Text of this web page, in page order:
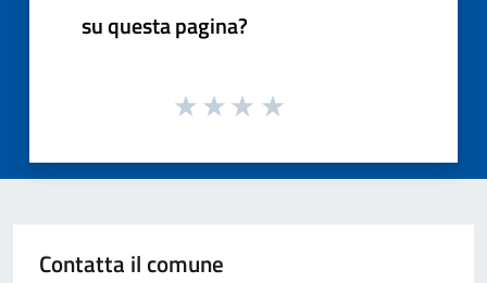
su questa pagina?
Contatta il comune